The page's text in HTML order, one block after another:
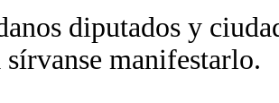
diputados y
manifestarlo.